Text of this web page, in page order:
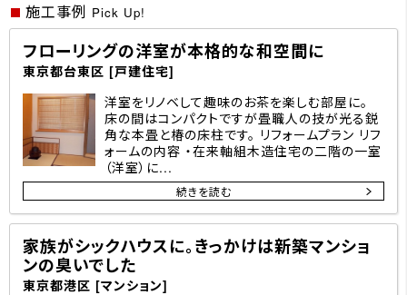
施工事例 Pick Up!
フローリングの洋室が本格的な和空間に
東京都台東区 [戸建住宅]
洋室をリノベして趣味のお茶を楽しむ部屋に。
床の間はコンパクトですが畳職人の技が光る鋭
角な本畳と椿の床柱です。 リフォームプラン リフ
ォームの内容 ・在来軸組木造住宅の二階の一室
（洋室）に...
続きを読む
家族がシックハウスに。きっかけは新築マンショ
ンの臭いでした
東京都港区 [マンション]